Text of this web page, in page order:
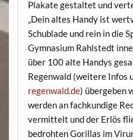
Plakate gestaltet und
„Dein altes Handy ist
Schublade und rein in die
Gymnasium Rahlstedt
über 100 alte Handys
Regenwald (weitere Infos
regenwald.de) übergeben
werden an fachkundige
vermittelt und der Erlös
bedrohten Gorillas im